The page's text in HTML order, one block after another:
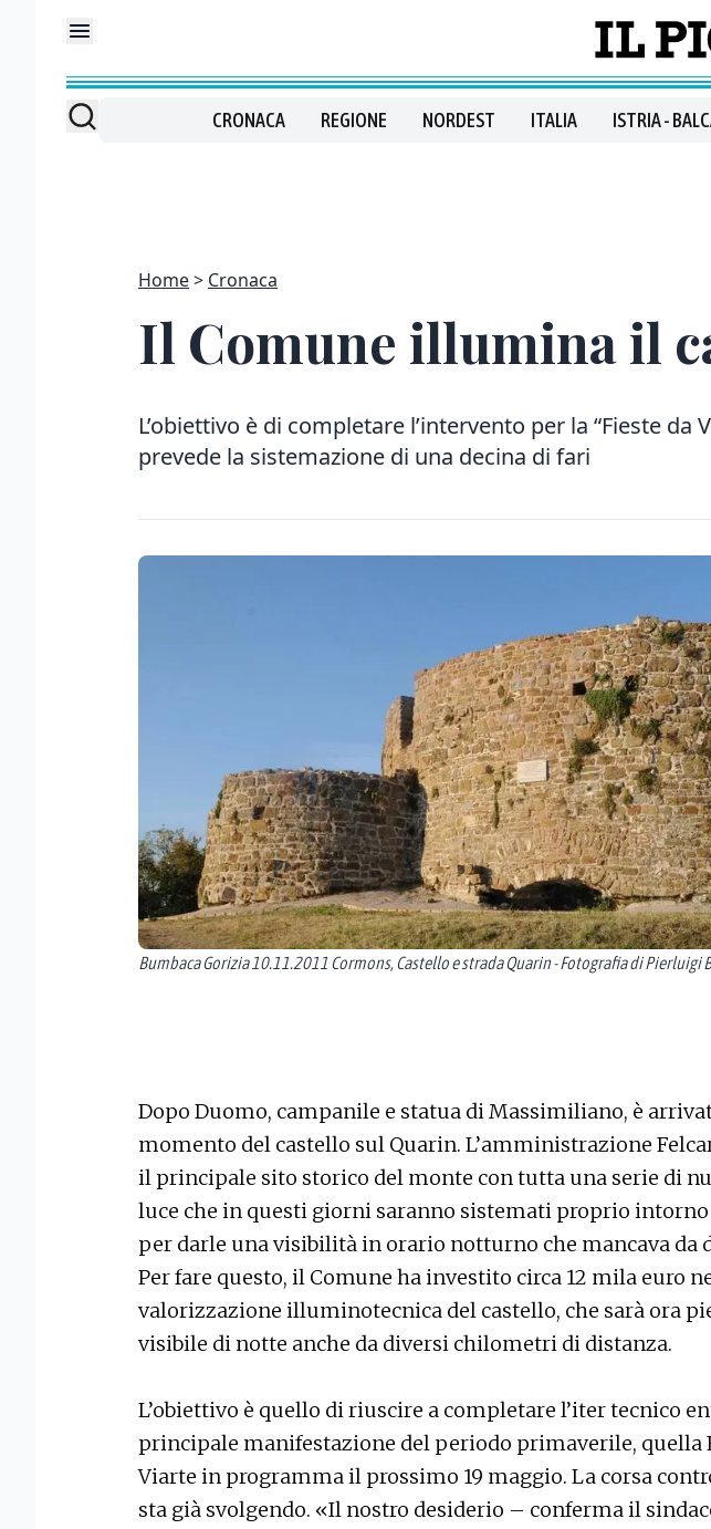
CRONACA REGIONE NORDEST ITALIA ISTRIA -
Home Cronaca
Il Comune illumina il
L’obiettivo è di completare l’intervento per la “Fieste da
prevede la sistemazione di una decina di fari
Bumbaca Gorizia 10.11.2011 Cormons, Castello e strada Quarin - Fotografia di Pierluigi
Dopo Duomo, campanile e statua di Massimiliano, è
momento del castello sul Quarin. L’amministrazione
il principale sito storico del monte con tutta una serie di
luce che in questi giorni saranno sistemati proprio intorno
per darle una visibilità in orario notturno che mancava da
Per fare questo, il Comune ha investito circa 12 mila euro
valorizzazione illuminotecnica del castello, che sarà ora
visibile di notte anche da diversi chilometri di distanza.
L’obiettivo è quello di riuscire a completare l’iter tecnico
principale manifestazione del periodo primaverile, quella
Viarte in programma il prossimo 19 maggio. La corsa
sta già svolgendo. «Il nostro desiderio – conferma il